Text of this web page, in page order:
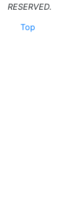
RESERVED.
Top